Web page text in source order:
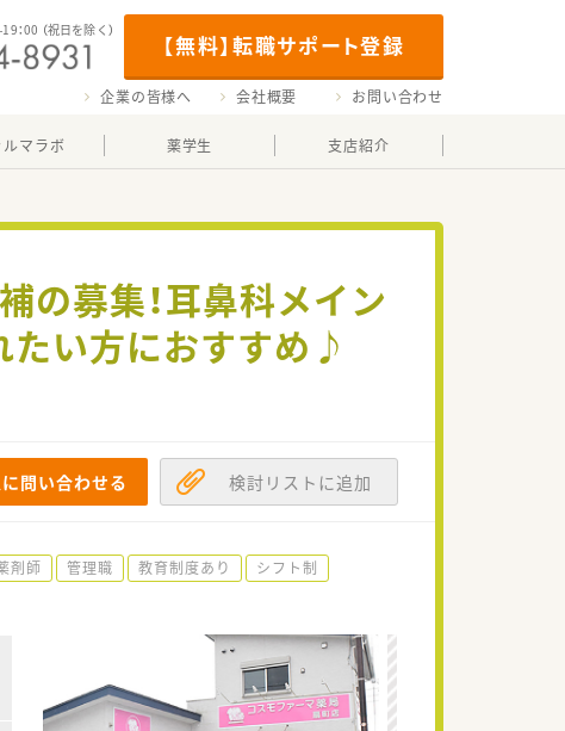
【無料】転職サポート登録
：00 （祝日を除く）
企業の皆様へ 会社概要 お問い合わせ
マラボ 薬学生 支店紹介
の募集！耳鼻科メイン
い方におすすめ♪
問い合わせる 検討リストに追加
剤師 管理職 教育制度あり
シフト制